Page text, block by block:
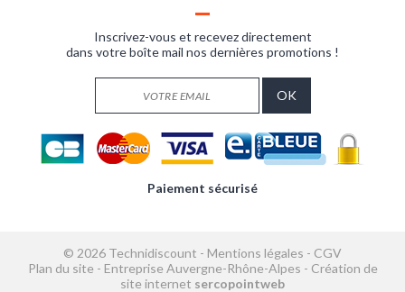
Inscrivez-vous et recevez directement
dans votre boîte mail nos dernières promotions !
Paiement sécurisé
© 2026 Technidiscount - Mentions légales - CGV
Plan du site - Entreprise Auvergne-Rhône-Alpes - Création de
site internet sercopointweb